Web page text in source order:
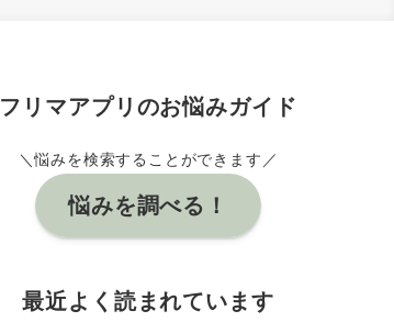
フリマアプリのお悩みガイド
＼悩みを検索することができます／
悩みを調べる！
最近よく読まれています